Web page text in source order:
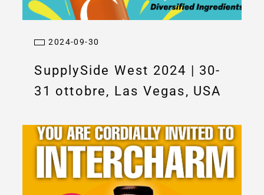
2024-09-30
SupplySide West 2024 | 30-
31 ottobre, Las Vegas, USA